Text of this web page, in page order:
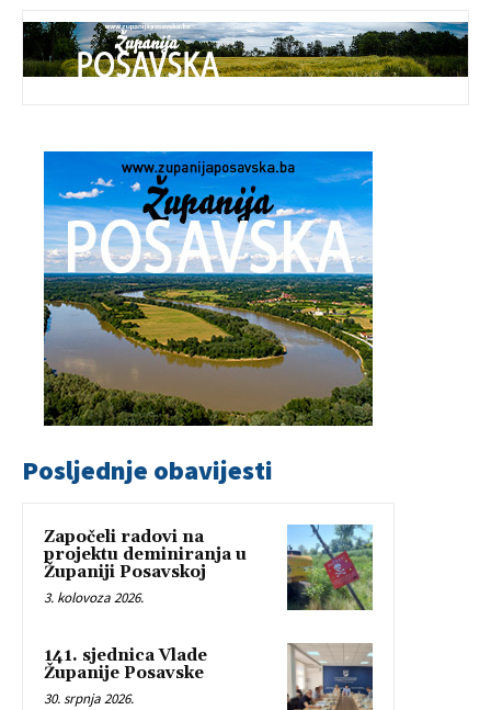
Posljednje obavijesti
Započeli radovi na
projektu deminiranja u
Županiji Posavskoj
3. kolovoza 2026.
141. sjednica Vlade
Županije Posavske
30. srpnja 2026.